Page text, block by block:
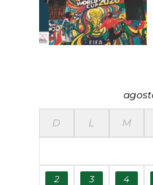
D L M
2 3 4